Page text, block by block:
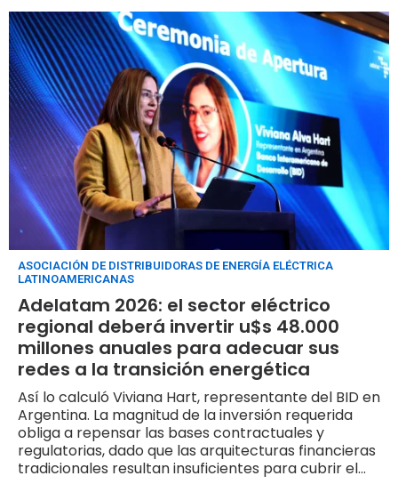
ASOCIACIÓN DE DISTRIBUIDORAS DE ENERGÍA ELÉCTRICA
LATINOAMERICANAS
Adelatam 2026: el sector eléctrico
regional deberá invertir u$s 48.000
millones anuales para adecuar sus
redes a la transición energética
Así lo calculó Viviana Hart, representante del BID en
Argentina. La magnitud de la inversión requerida
obliga a repensar las bases contractuales y
regulatorias, dado que las arquitecturas financieras
tradicionales resultan insuficientes para cubrir el